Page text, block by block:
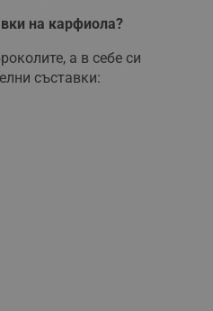
на карфиола?
а в себе си
съставки: